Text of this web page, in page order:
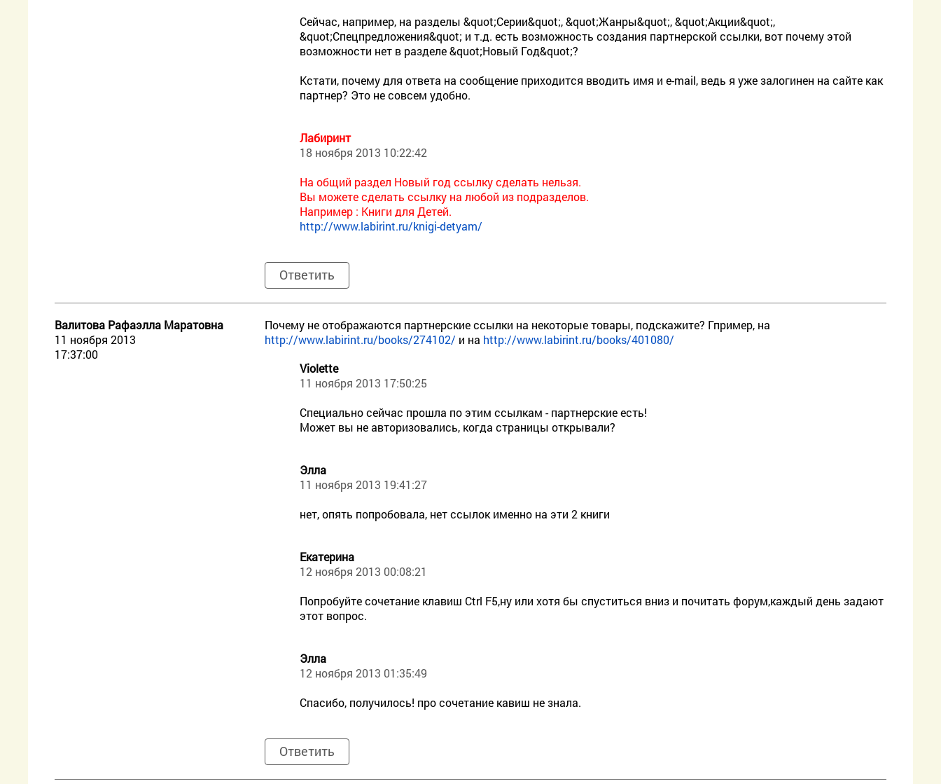
Сейчас, например, на разделы &quot;Серии&quot;, &quot;Жанры&quot;, &quot;Акции&quot;,
&quot;Спецпредложения&quot; и т.д. есть возможность создания партнерской ссылки, вот почему этой
возможности нет в разделе &quot;Новый Год&quot;?
Кстати, почему для ответа на сообщение приходится вводить имя и e-mail, ведь я уже залогинен на сайте как
партнер? Это не совсем удобно.
Лабиринт
18 ноября 2013 10:22:42
На общий раздел Новый год ссылку сделать нельзя.
Вы можете сделать ссылку на любой из подразделов.
Например : Книги для Детей.
http://www.labirint.ru/knigi-detyam/
Ответить
Валитова Рафаэлла Маратовна
11 ноября 2013
17:37:00
Почему не отображаются партнерские ссылки на некоторые товары, подскажите? Гпример, на
http://www.labirint.ru/books/274102/ и на http://www.labirint.ru/books/401080/
Violette
11 ноября 2013 17:50:25
Специально сейчас прошла по этим ссылкам - партнерские есть!
Может вы не авторизовались, когда страницы открывали?
Элла
11 ноября 2013 19:41:27
нет, опять попробовала, нет ссылок именно на эти 2 книги
Екатерина
12 ноября 2013 00:08:21
Попробуйте сочетание клавиш Ctrl F5,ну или хотя бы спуститься вниз и почитать форум,каждый день задают
этот вопрос.
Элла
12 ноября 2013 01:35:49
Спасибо, получилось! про сочетание кавиш не знала.
Ответить